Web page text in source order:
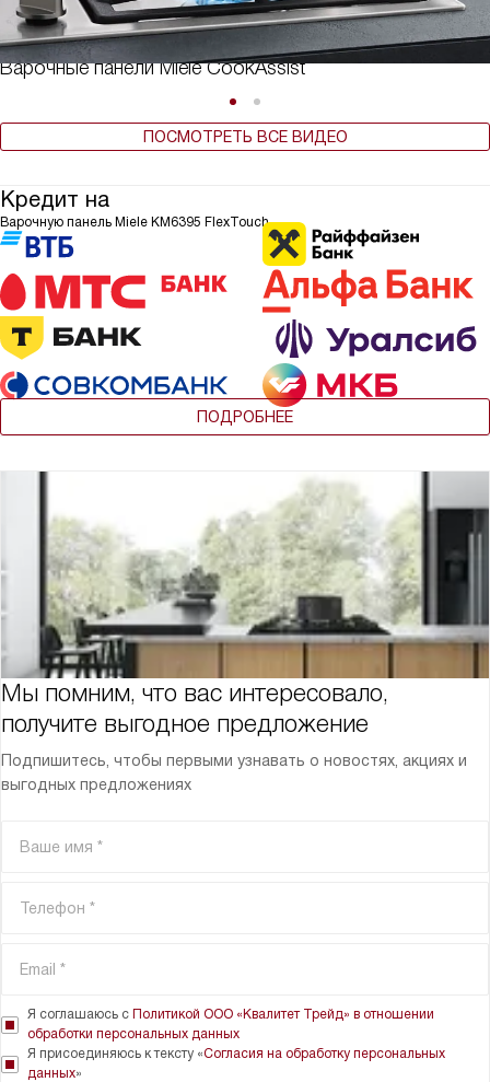
Варочные панели Miele CookAssist
ПОСМОТРЕТЬ ВСЕ ВИДЕО
Кредит на
Варочную панель Miele KM6395 FlexTouch
ПОДРОБНЕЕ
Мы помним, что вас интересовало,
получите выгодное предложение
Подпишитесь, чтобы первыми узнавать о новостях, акциях и
выгодных предложениях
Я соглашаюсь с Политикой ООО «Квалитет Трейд» в отношении
обработки персональных данных
Я присоединяюсь к тексту «Согласия на обработку персональных
данных»